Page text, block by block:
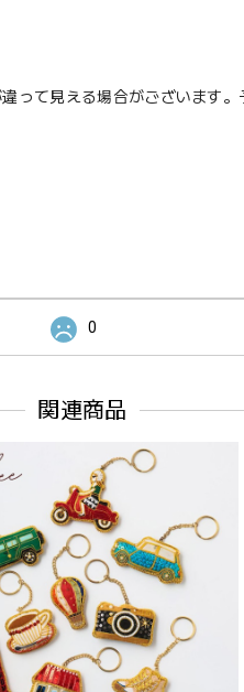
て見える場合がございます。
0
関連商品